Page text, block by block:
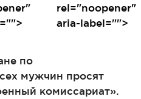
rel="noopener"
aria-label="">
по
мужчин просят
комиссариат».